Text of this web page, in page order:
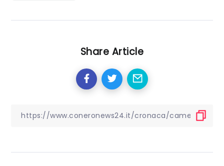
Share Article